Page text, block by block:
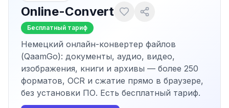
Online-Convert
Бесплатный тариф
Немецкий онлайн-конвертер файлов
(QaamGo): документы, аудио, видео,
изображения, книги и архивы — более 250
форматов, OCR и сжатие прямо в браузере,
без установки ПО. Есть бесплатный тариф.